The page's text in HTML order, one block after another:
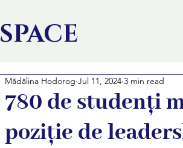
SPACE
780 de studenți
poziție de
Mădălina Hodorog Jul 11, 2024 3 min read